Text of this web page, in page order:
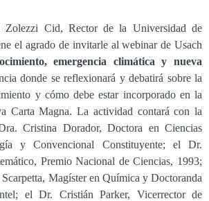
Cid, Rector de la Universidad de
el agrado de invitarle al webinar de Usach
emergencia climática y nueva
donde se reflexionará y debatirá sobre la
y cómo debe estar incorporado en la
Carta Magna. La actividad contará con la
Cristina Dorador, Doctora en Ciencias
y Convencional Constituyente; el Dr.
Premio Nacional de Ciencias, 1993;
Magíster en Química y Doctoranda
el Dr. Cristián Parker, Vicerrector de